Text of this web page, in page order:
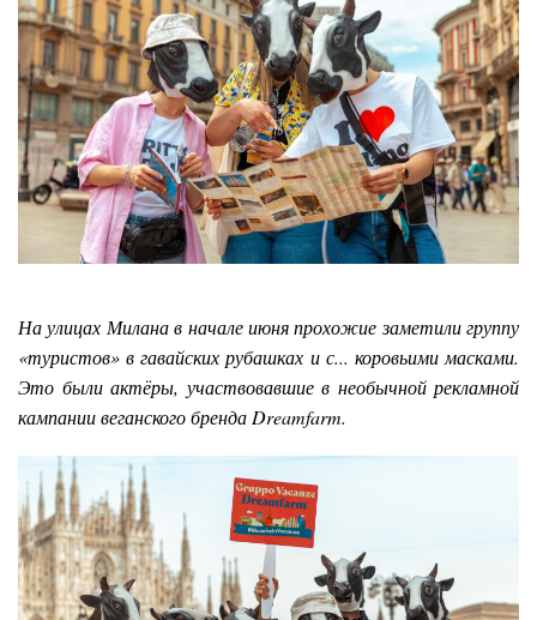
На улицах Милана в начале июня прохожие заметили группу
«туристов» в гавайских рубашках и с... коровьими масками.
Это были актёры, участвовавшие в необычной рекламной
кампании веганского бренда Dreamfarm.